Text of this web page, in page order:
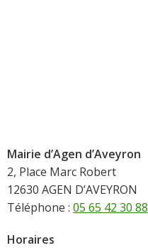
Mairie d’Agen d’Aveyron
2, Place Marc Robert
12630 AGEN D’AVEYRON
Téléphone : 05 65 42 30 88
Horaires